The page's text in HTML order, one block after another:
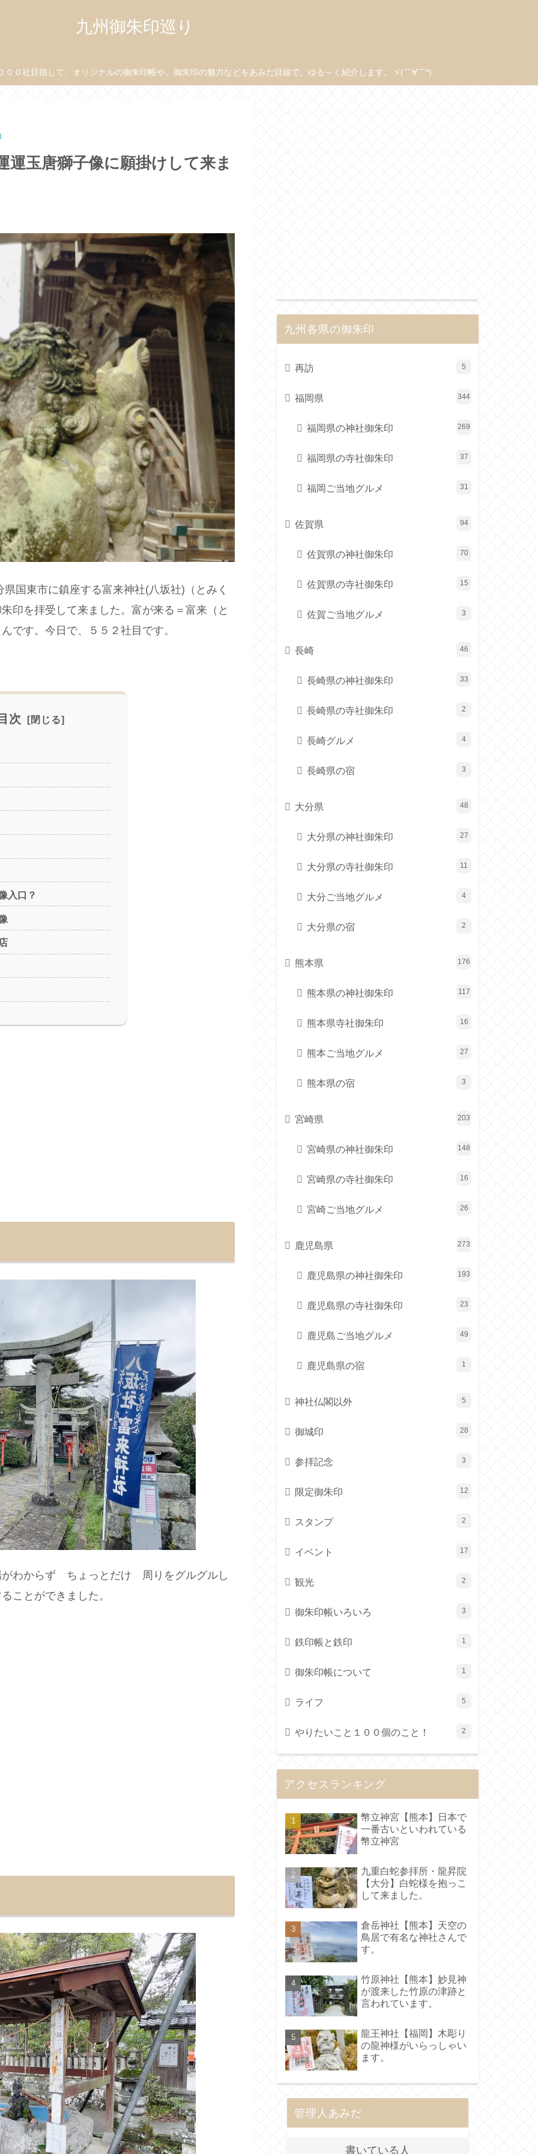
九州御朱印巡り
０社目指して、オリジナルの御朱印帳や、御朱印の魅力などをあみだ目線で、ゆる～く紹介します。ヾ(￣∀￣*)
運玉唐獅子像に願掛けして来ま
国東市に鎮座する富来神社(八坂社)（とみく
印を拝受して来ました。富が来る＝富来（と
です。今日で、５５２社目です。
次
入口？
がわからず ちょっとだけ 周りをグルグルし
ことができました。
九州各県の御朱印
再訪 5
福岡県 344
福岡県の神社御朱印 269
福岡県の寺社御朱印 37
福岡ご当地グルメ 31
佐賀県 94
佐賀県の神社御朱印 70
佐賀県の寺社御朱印 15
佐賀ご当地グルメ 3
長崎 46
長崎県の神社御朱印 33
長崎県の寺社御朱印 2
長崎グルメ 4
長崎県の宿 3
大分県 48
大分県の神社御朱印 27
大分県の寺社御朱印 11
大分ご当地グルメ 4
大分県の宿 2
熊本県 176
熊本県の神社御朱印 117
熊本県寺社御朱印 16
熊本ご当地グルメ 27
熊本県の宿 3
宮崎県 203
宮崎県の神社御朱印 148
宮崎県の寺社御朱印 16
宮崎ご当地グルメ 26
鹿児島県 273
鹿児島県の神社御朱印 193
鹿児島県の寺社御朱印 23
鹿児島ご当地グルメ 49
鹿児島県の宿 1
神社仏閣以外 5
御城印 28
参拝記念 3
限定御朱印 12
スタンプ 2
イベント 17
観光 2
御朱印帳いろいろ 3
鉄印帳と鉄印 1
御朱印帳について 1
ライフ 5
やりたいこと１００個のこと！ 2
アクセスランキング
幣立神宮【熊本】日本で
一番古いといわれている
幣立神宮
九重白蛇参拝所・龍昇院
【大分】白蛇様を抱っこ
して来ました。
倉岳神社【熊本】天空の
鳥居で有名な神社さんで
す。
竹原神社【熊本】妙見神
が渡来した竹原の津跡と
言われています。
龍王神社【福岡】木彫り
の龍神様がいらっしゃい
ます。
管理人あみだ
書いている人